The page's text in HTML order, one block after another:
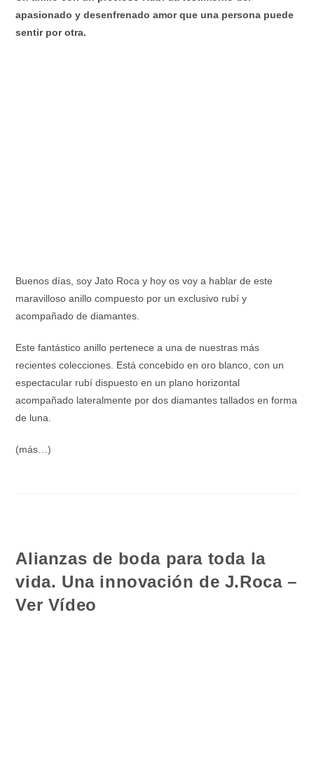
apasionado y desenfrenado amor que una persona puede
sentir por otra.
Buenos días, soy Jato Roca y hoy os voy a hablar de este
maravilloso anillo compuesto por un exclusivo rubí y
acompañado de diamantes.
Este fantástico anillo pertenece a una de nuestras más
recientes colecciones. Está concebido en oro blanco, con un
espectacular rubí dispuesto en un plano horizontal
acompañado lateralmente por dos diamantes tallados en forma
de luna.
(más…)
Alianzas de boda para toda la
vida. Una innovación de J.Roca –
Ver Vídeo